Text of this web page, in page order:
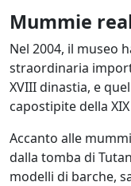
Mummie
Nel 2004, il museo
straordinaria
XVIII dinastia, e
capostipite della
Accanto alle
dalla tomba di
modelli di barche,